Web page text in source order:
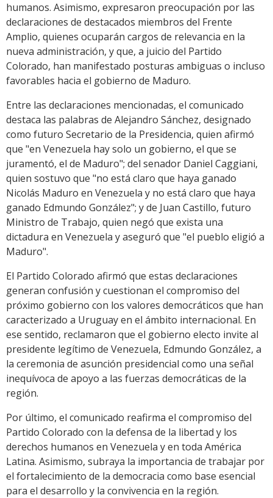
humanos. Asimismo, expresaron preocupación por las
declaraciones de destacados miembros del Frente
Amplio, quienes ocuparán cargos de relevancia en la
nueva administración, y que, a juicio del Partido
Colorado, han manifestado posturas ambiguas o incluso
favorables hacia el gobierno de Maduro.
Entre las declaraciones mencionadas, el comunicado
destaca las palabras de Alejandro Sánchez, designado
como futuro Secretario de la Presidencia, quien afirmó
que "en Venezuela hay solo un gobierno, el que se
juramentó, el de Maduro"; del senador Daniel Caggiani,
quien sostuvo que "no está claro que haya ganado
Nicolás Maduro en Venezuela y no está claro que haya
ganado Edmundo González"; y de Juan Castillo, futuro
Ministro de Trabajo, quien negó que exista una
dictadura en Venezuela y aseguró que "el pueblo eligió a
Maduro".
El Partido Colorado afirmó que estas declaraciones
generan confusión y cuestionan el compromiso del
próximo gobierno con los valores democráticos que han
caracterizado a Uruguay en el ámbito internacional. En
ese sentido, reclamaron que el gobierno electo invite al
presidente legítimo de Venezuela, Edmundo González, a
la ceremonia de asunción presidencial como una señal
inequívoca de apoyo a las fuerzas democráticas de la
región.
Por último, el comunicado reafirma el compromiso del
Partido Colorado con la defensa de la libertad y los
derechos humanos en Venezuela y en toda América
Latina. Asimismo, subraya la importancia de trabajar por
el fortalecimiento de la democracia como base esencial
para el desarrollo y la convivencia en la región.